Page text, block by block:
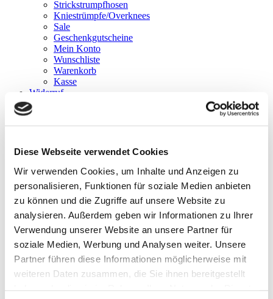
Diese Webseite verwendet Cookies
Wir verwenden Cookies, um Inhalte und Anzeigen zu
personalisieren, Funktionen für soziale Medien anbieten
zu können und die Zugriffe auf unsere Website zu
analysieren. Außerdem geben wir Informationen zu Ihrer
Verwendung unserer Website an unsere Partner für
soziale Medien, Werbung und Analysen weiter. Unsere
Partner führen diese Informationen möglicherweise mit
weiteren Daten zusammen, die Sie ihnen bereitgestellt
Strickstrumpfhosen
Kniestrümpfe/Overknees
Sale
Geschenkgutscheine
Mein Konto
Wunschliste
Warenkorb
Kasse
Widerruf
Neuigkeiten
Finde uns
Wissen
Strumpfhosen
Hallo
Hidies kaufen
Alle Produkte
Alle Strumpfhosen
Feinstrumpfhosen
Strickstrumpfhosen
Sale
Geschenkgutscheine